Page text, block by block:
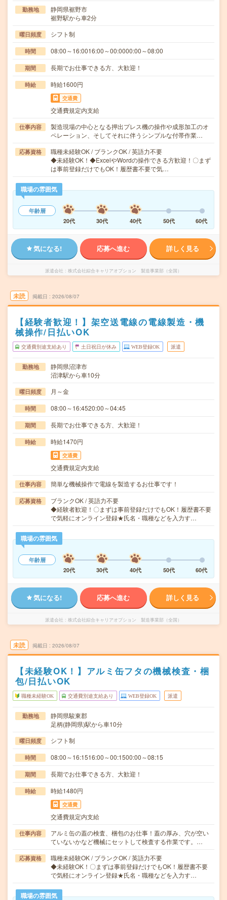
勤務地
静岡県裾野市
裾野駅から車2分
曜日頻度 シフト制
時間 08:00～16:0016:00～00:0000:00～08:00
期間 長期でお仕事できる方、大歓迎！
時給 時給1600円
交通費
交通費規定内支給
仕事内容
製造現場の中心となる押出プレス機の操作や成形加工のオ
ペレーション、そしてそれに伴うシンプルな付帯作業…
応募資格
職種未経験OK / ブランクOK / 英語力不要
◆未経験OK！◆ExcelやWordの操作できる方歓迎！〇まず
は事前登録だけでもOK！履歴書不要で気…
職場の雰囲気
年齢層
20代
30代 40代 50代 60代
気になる! 応募へ進む 詳しく見る
派遣会社 株式会社綜合キャリアオプション 製造事業部（全国）
未読 掲載日 2026/08/07
【経験者歓迎！】架空送電線の電線製造・機
械操作/日払いOK
交通費別途支給あり 土日祝日が休み WEB登録OK 派遣
勤務地
静岡県沼津市
沼津駅から車10分
曜日頻度 月～金
時間 08:00～16:4520:00～04:45
期間 長期でお仕事できる方、大歓迎！
時給 時給1470円
交通費
交通費規定内支給
仕事内容 簡単な機械操作で電線を製造するお仕事です！
応募資格
ブランクOK / 英語力不要
◆経験者歓迎！〇まずは事前登録だけでもOK！履歴書不要
で気軽にオンライン登録★氏名・職種などを入力す…
職場の雰囲気
年齢層
20代
30代 40代 50代 60代
気になる! 応募へ進む 詳しく見る
派遣会社 株式会社綜合キャリアオプション 製造事業部（全国）
未読 掲載日 2026/08/07
【未経験OK！】アルミ缶フタの機械検査・梱
包/日払いOK
職種未経験OK 交通費別途支給あり WEB登録OK 派遣
勤務地
静岡県駿東郡
足柄(静岡県)駅から車10分
曜日頻度 シフト制
時間 08:00～16:1516:00～00:1500:00～08:15
期間 長期でお仕事できる方、大歓迎！
時給 時給1480円
交通費
交通費規定内支給
仕事内容
アルミ缶の蓋の検査、梱包のお仕事！蓋の厚み、穴が空い
ていないかなど機械にセットして検査する作業です。…
応募資格
職種未経験OK / ブランクOK / 英語力不要
◆未経験OK！〇まずは事前登録だけでもOK！履歴書不要
で気軽にオンライン登録★氏名・職種などを入力す…
職場の雰囲気